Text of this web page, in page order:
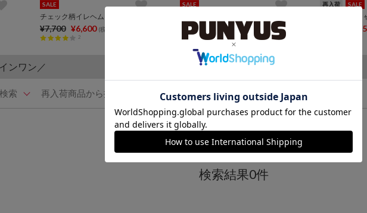
SALE
¥7,700 ¥6,600 (税込)
2
SALE
¥9,900 ¥6,600(税込)
13
再入荷 SALE
レースミニ
ンワン／
索 再入荷商品から探す
検索結果0件